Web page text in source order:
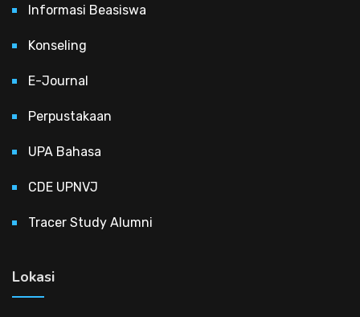
Informasi Beasiswa
Konseling
E-Journal
Perpustakaan
UPA Bahasa
CDE UPNVJ
Tracer Study Alumni
Lokasi